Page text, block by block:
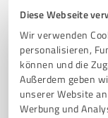
Diese Webseite
Wir verwenden
personalisieren,
können und die
Außerdem geben
unserer Website
Werbung und
Sie möchten
Registrieren Sie
Kunden